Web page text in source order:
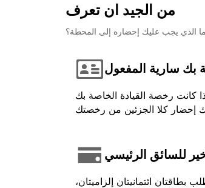
من الجيد ان تعرف
ما الذي يجب عليك إحضاره إلى المحطة؟
بك سارية المفعول
كانت رخصة القيادة الخاصة بك
للسائق الرئيسي
ائتمانيتان إلزاميتان،